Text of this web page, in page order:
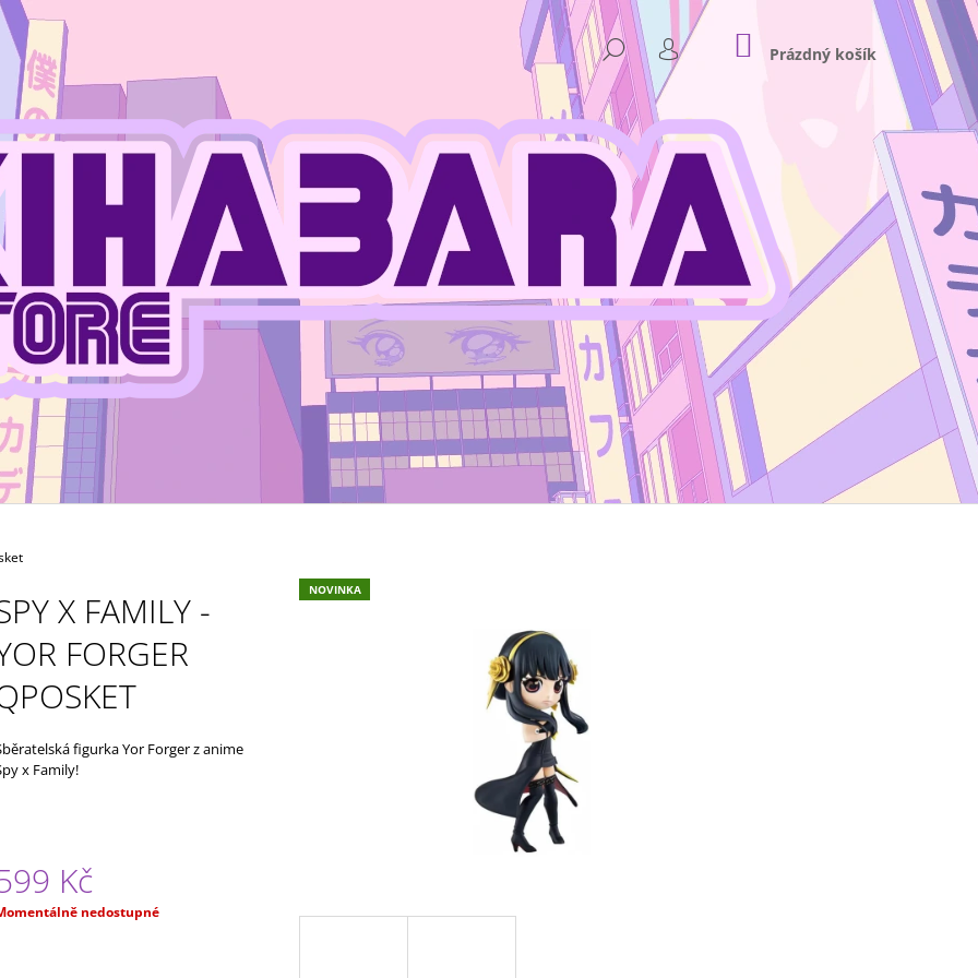
HLEDAT
PŘIHLÁŠENÍ
NÁKUPNÍ
KOŠÍK
Prázdný košík
X FAMILY -
FORGER
NOVINKA
figurka Yor Forger z anime
x Family!
Kč
nedostupné
CO POTŘEBUJETE NAJÍT?
HLEDAT
DOPORUČUJEME
KAISEN - MEGUMI FUSHIGURO ONE PIECE - MONKEY D. LUFFY GEAR 4
KING OF ARTIST TYP B